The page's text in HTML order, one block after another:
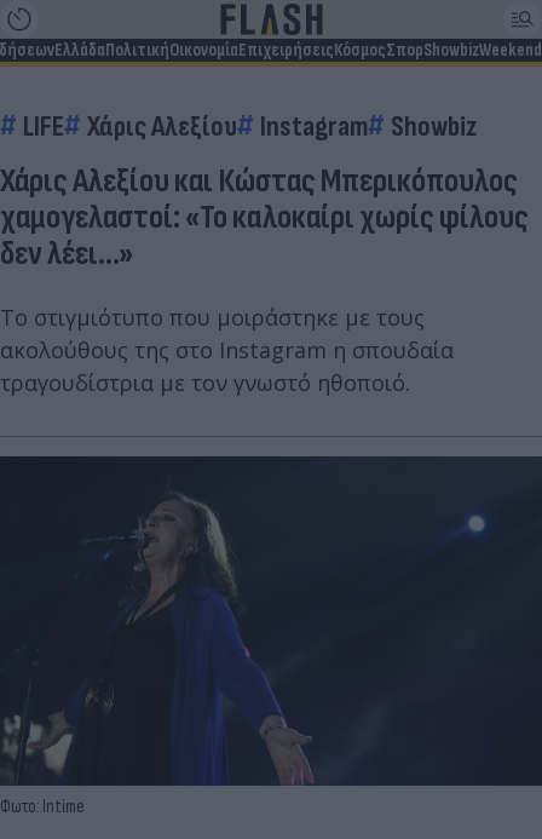
ΕλλάδαΠολιτικήΟικονομίαΕπιχειρήσειςΚόσμοςΣπορShowbizWeekend
LIFE Χάρις Αλεξίου Instagram Showbiz
Χάρις Αλεξίου και Κώστας Μπερικόπουλος
χαμογελαστοί: «Το καλοκαίρι χωρίς φίλους
δεν λέει...»
Το στιγμιότυπο που μοιράστηκε με τους
ακολούθους της στο Instagram η σπουδαία
τραγουδίστρια με τον γνωστό ηθοποιό.
Φωτο: Intime